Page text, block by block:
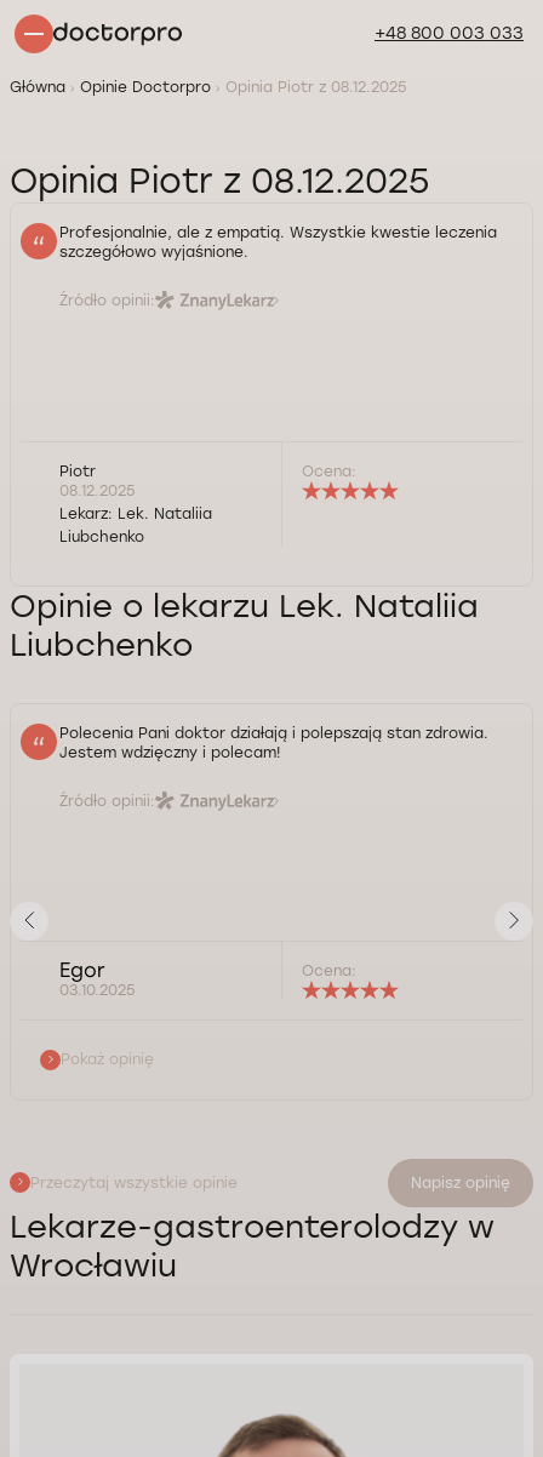
+48 800 003 033
Główna Opinie Doctorpro Opinia Piotr z 08.12.2025
Opinia Piotr z 08.12.2025
Profesjonalnie, ale z empatią. Wszystkie kwestie leczenia
szczegółowo wyjaśnione.
Źródło opinii:
Piotr
08.12.2025
Lekarz: Lek. Nataliia
Liubchenko
Ocena:
Opinie o lekarzu Lek. Nataliia
Liubchenko
Polecenia Pani doktor działają i polepszają stan zdrowia.
Jestem wdzięczny i polecam!
Źródło opinii:
Egor
03.10.2025
Ocena:
Pokaż opinię
Przeczytaj wszystkie opinie Napisz opinię
Lekarze-gastroenterolodzy w
Wrocławiu